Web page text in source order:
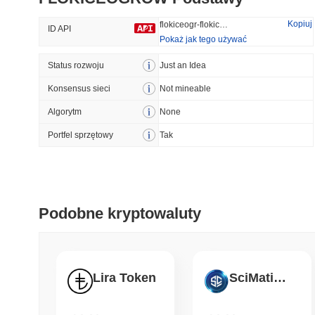
-16.89%
Trendy
Hyperliquid
#10
Ostatnio Dodane
ID API
Kopiuj
Pokaż jak tego używać
Status rozwoju Just an Idea
Konsensus sieci Not mineable
Algorytm None
Portfel sprzętowy Tak
Podobne kryptowaluty
Lira Token SciMatic+ Coin